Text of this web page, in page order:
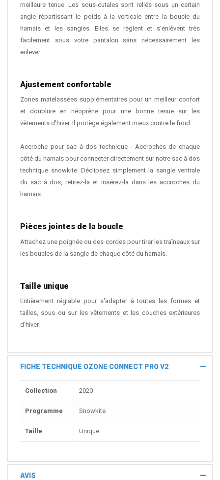
meilleure tenue. Les sous-cutales sont reliés sous un certain
angle répartissant le poids à la verticale entre la boucle du
harnais et les sangles. Elles se règlent et s'enlèvent très
facilement sous votre pantalon sans nécessairement les
enlever.
Ajustement confortable
Zones matelassées supplémentaires pour un meilleur confort
et doublure en néoprène pour une bonne tenue sur les
vêtements d'hiver. Il protège également mieux contre le froid.
Accroche pour sac à dos technique - Accroches de chaque
côté du harnais pour connecter directement sur notre sac à dos
technique snowkite. Déclipsez simplement la sangle ventrale
du sac à dos, retirez-la et insérez-la dans les accroches du
harnais.
Pièces jointes de la boucle
Attachez une poignée ou des cordes pour tirer les traîneaux sur
les boucles de la sangle de chaque côté du harnais.
Taille unique
Entièrement réglable pour s'adapter à toutes les formes et
tailles, sous ou sur les vêtements et les couches extérieures
d'hiver.
FICHE TECHNIQUE OZONE CONNECT PRO V2
Collection 2020
Programme Snowkite
Taille Unique
AVIS